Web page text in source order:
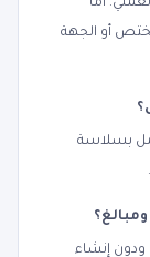
أما
أو الجهة
بسلاسة
إنشاء